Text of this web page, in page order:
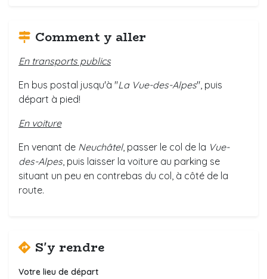
Comment y aller
En transports publics
En bus postal jusqu'à "La Vue-des-Alpes", puis
départ à pied!
En voiture
En venant de Neuchâtel, passer le col de la Vue-
des-Alpes, puis laisser la voiture au parking se
situant un peu en contrebas du col, à côté de la
route.
S'y rendre
Votre lieu de départ